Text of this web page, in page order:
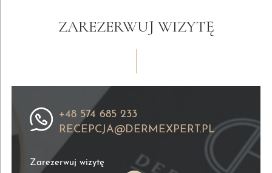
850
ZAREZERWUJ WIZYTĘ
+48 574 685 233
RECEPCJA@DERMEXPERT.PL
Zarezerwuj wizytę